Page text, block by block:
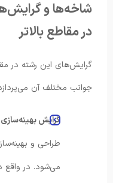
شاخه‌ها و
در مقاطع بالاتر
گرایش‌های این رشته در
جوانب مختلف آن
گرایش
طراحی و
می‌شود. در